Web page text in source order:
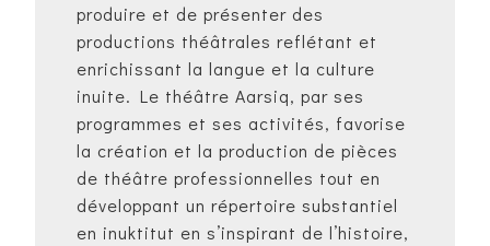
produire et de présenter des
productions théâtrales reflétant et
enrichissant la langue et la culture
inuite. Le théâtre Aarsiq, par ses
programmes et ses activités, favorise
la création et la production de pièces
de théâtre professionnelles tout en
développant un répertoire substantiel
en inuktitut en s’inspirant de l’histoire,